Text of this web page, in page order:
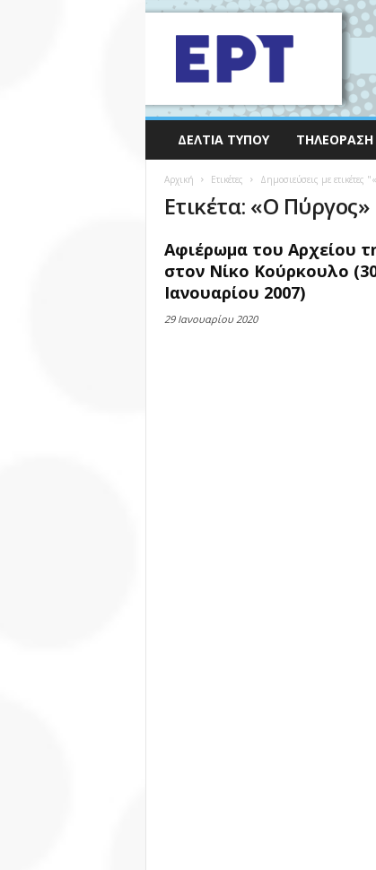
ΔΕΛΤΊΑ ΤΎΠΟΥ ΤΗΛΕΌΡΑΣΗ
Αρχική Ετικέτες Δημοσιεύσεις με ετικέτες
Ετικέτα: «Ο Πύργος»
Αφιέρωμα του Αρχείου
στον Νίκο Κούρκουλο
Ιανουαρίου 2007)
29 Ιανουαρίου 2020